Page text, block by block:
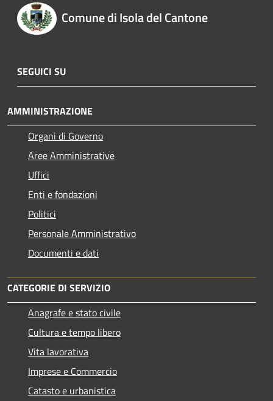
Comune di Isola del Cantone
SEGUICI SU
AMMINISTRAZIONE
Organi di Governo
Aree Amministrative
Uffici
Enti e fondazioni
Politici
Personale Amministrativo
Documenti e dati
CATEGORIE DI SERVIZIO
Anagrafe e stato civile
Cultura e tempo libero
Vita lavorativa
Imprese e Commercio
Catasto e urbanistica